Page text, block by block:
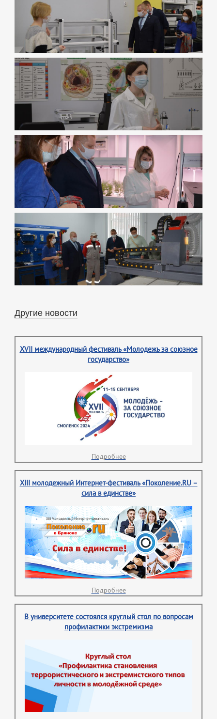
Другие новости
XVII международный фестиваль «Молодежь за союзное
государство»
Подробнее
XIII молодежный Интернет-фестиваль «Поколение.RU –
сила в единстве»
Подробнее
В университете состоялся круглый стол по вопросам
профилактики экстремизма